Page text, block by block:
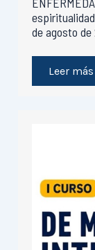
de agosto de
Leer más